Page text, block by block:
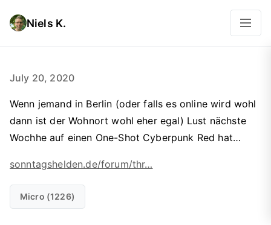
Niels K.
July 20, 2020
Wenn jemand in Berlin (oder falls es online wird wohl
dann ist der Wohnort wohl eher egal) Lust nächste
Wochhe auf einen One-Shot Cyberpunk Red hat…
sonntagshelden.de/forum/thr…
Micro (1226)